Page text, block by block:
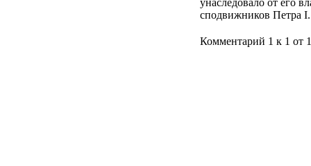
унаследовало от его
сподвижников Петра I.
Комментарий 1 к 1 от 1